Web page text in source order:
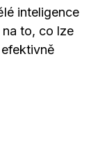
inteligence
to, co lze